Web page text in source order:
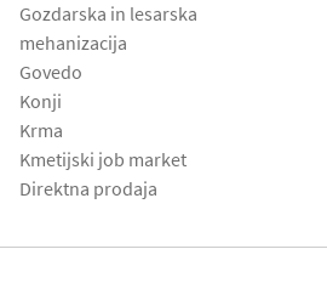
Gozdarska in lesarska
mehanizacija
Govedo
Konji
Krma
Kmetijski job market
Direktna prodaja